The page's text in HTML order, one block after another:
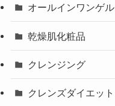
オールインワンゲル
乾燥肌化粧品
クレンジング
クレンズダイエット